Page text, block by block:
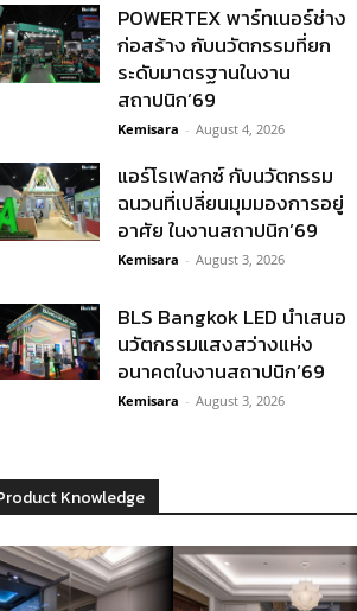
POWERTEX พาร์ทเนอร์ช่าง
ก่อสร้าง กับนวัตกรรมที่ยก
ระดับมาตรฐานในงาน
สถาปนิก’69
Kemisara - August 4, 2026
แอร์โรเฟลกซ์ กับนวัตกรรม
ฉนวนที่เปลี่ยนมุมมองการอยู่
อาศัย ในงานสถาปนิก’69
Kemisara - August 3, 2026
BLS Bangkok LED นำเสนอ
นวัตกรรมแสงสว่างแห่ง
อนาคตในงานสถาปนิก’69
Kemisara - August 3, 2026
Knowledge